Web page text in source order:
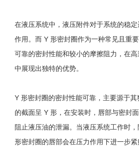
在液压系统中，液压附件对于系统的稳
作用。而 Y 形密封圈作为一种常见且重
可靠的密封性能和较小的摩擦阻力，在
中展现出独特的优势。
Y 形密封圈的密封性能可靠，主要源于
的截面呈 Y 形，在安装时，唇部与密封
阻止液压油的泄漏。当液压系统工作时
形密封圈的唇部会在压力作用下进一步